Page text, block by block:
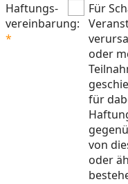
Haftungs-
vereinbarung:
Für
oder
für
von
oder